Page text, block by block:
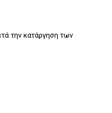
την κατάργηση των